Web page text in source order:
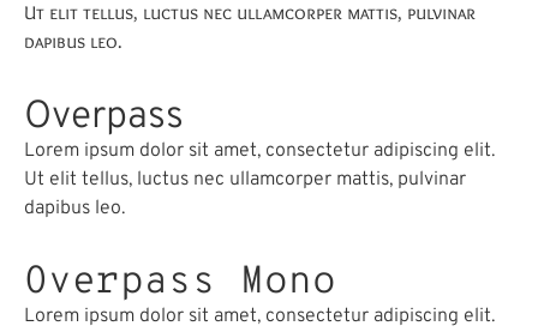
Ut elit tellus, luctus nec ullamcorper mattis, pulvinar
dapibus leo.
Overpass
Lorem ipsum dolor sit amet, consectetur adipiscing elit.
Ut elit tellus, luctus nec ullamcorper mattis, pulvinar
dapibus leo.
Overpass Mono
Lorem ipsum dolor sit amet, consectetur adipiscing elit.